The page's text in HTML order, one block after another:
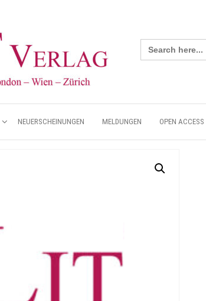
Search
for:
NEUERSCHEINUNGEN MELDUNGEN OPEN ACCESS